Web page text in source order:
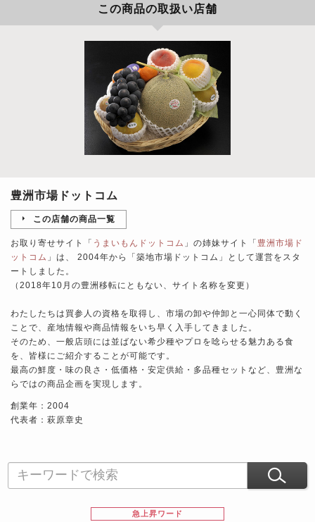
この商品の取扱い店舗
豊洲市場ドットコム
この店舗の商品一覧
お取り寄せサイト「 うまいもんドットコム 」の姉妹サイト「 豊洲市場ド
ットコム 」は、 2004年から「築地市場ドットコム」として運営をスタ
ートしました。
（2018年10月の豊洲移転にともない、サイト名称を変更）
わたしたちは買参人の資格を取得し、市場の卸や仲卸と一心同体で動く
ことで、産地情報や商品情報をいち早く入手してきました。
そのため、一般店頭には並ばない希少種やプロを唸らせる魅力ある食
を、皆様にご紹介することが可能です。
最高の鮮度・味の良さ・低価格・安定供給・多品種セットなど、豊洲な
らではの商品企画を実現します。
創業年：2004
代表者：萩原章史
急上昇ワード